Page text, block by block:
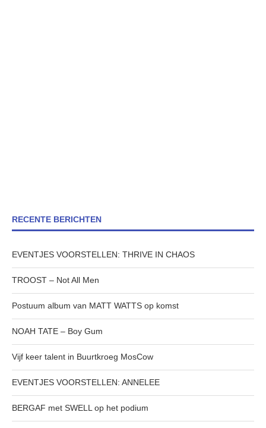
RECENTE BERICHTEN
EVENTJES VOORSTELLEN: THRIVE IN CHAOS
TROOST – Not All Men
Postuum album van MATT WATTS op komst
NOAH TATE – Boy Gum
Vijf keer talent in Buurtkroeg MosCow
EVENTJES VOORSTELLEN: ANNELEE
BERGAF met SWELL op het podium